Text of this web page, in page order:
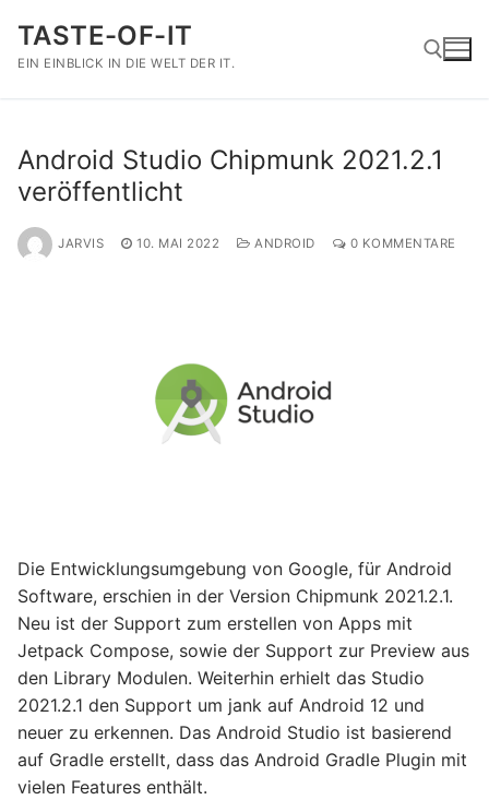
Inhalt
springen
TASTE-OF-IT
EIN EINBLICK IN DIE WELT DER IT.
Android Studio Chipmunk 2021.2.1
veröffentlicht
JARVIS 10. MAI 2022 ANDROID 0 KOMMENTARE
Die Entwicklungsumgebung von Google, für Android
Software, erschien in der Version Chipmunk 2021.2.1.
Neu ist der Support zum erstellen von Apps mit
Jetpack Compose, sowie der Support zur Preview aus
den Library Modulen. Weiterhin erhielt das Studio
2021.2.1 den Support um jank auf Android 12 und
neuer zu erkennen. Das Android Studio ist basierend
auf Gradle erstellt, dass das Android Gradle Plugin mit
vielen Features enthält.